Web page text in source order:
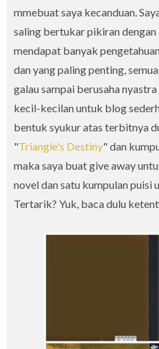
mmebuat saya kecanduan.
saling bertukar pikiran dengan
mendapat banyak
dan yang paling penting,
galau sampai berusaha
kecil-kecilan untuk blog
bentuk syukur atas terbitnya
"Triangle's Destiny" dan
maka saya buat give away
novel dan satu kumpulan puisi
Tertarik? Yuk, baca dulu